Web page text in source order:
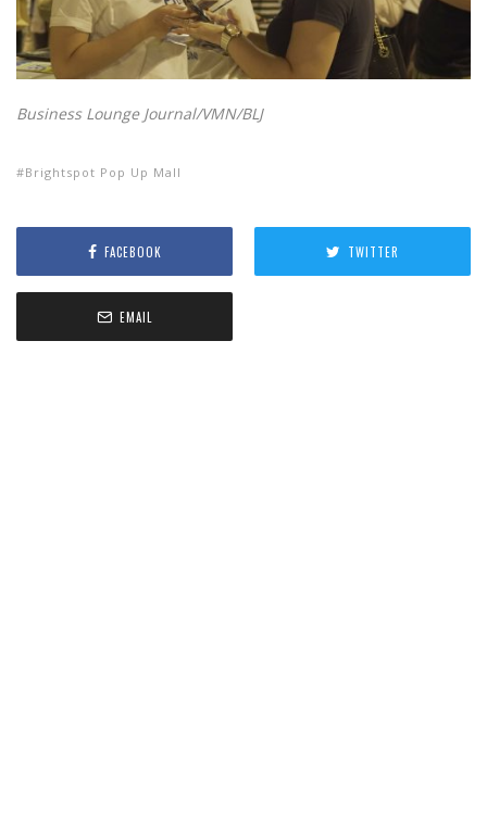
Business Lounge Journal/VMN/BLJ
Brightspot Pop Up Mall
FACEBOOK TWITTER
EMAIL